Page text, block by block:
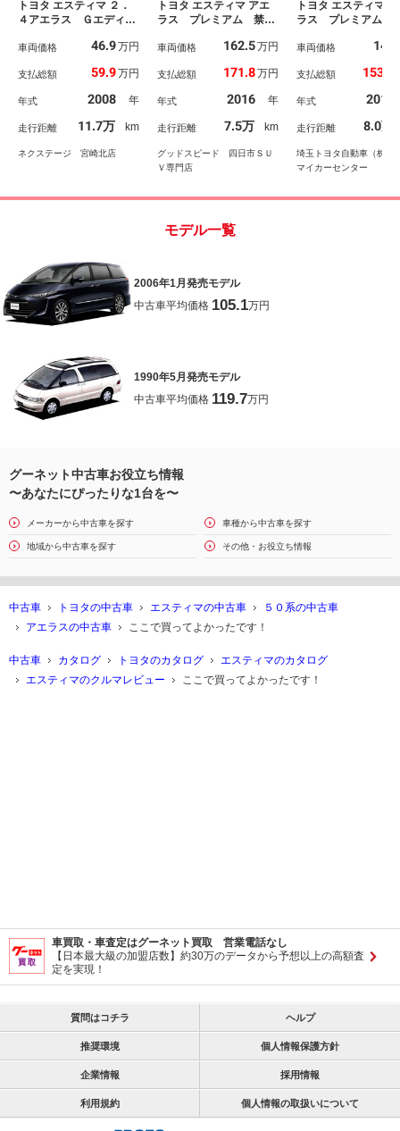
トヨタ エスティマ ２．
４アエラス Ｇエディシ
Ｄナビ バックカメラ
ＨＩＤヘッド 純正１７
エアコン ＣＤ ＤＶＤ
再生 フルセグ トラク
ションコントロール 盗
難防止装置
車両価格 46.9万円
支払総額 59.9万円
年式 2008 年
走行距離 11.7万 km
ネクステージ 宮崎北店
トヨタ エスティマ アエ
ラス プレミアム 禁
型ナビ 両側電動スライ
逸脱 オートマチックハ
ート クルーズコントロ
ール ステアリングスイ
ッチ ＥＴＣ スマート
キー プッシュスタート
車両価格 162.5万円
支払総額 171.8万円
年式 2016 年
走行距離 7.5万 km
グッドスピード 四日市ＳＵ
Ｖ専門店
トヨタ エスティマ
ラス プレミアムエ
ＴＣ車載器 ＤＶＤ
止 電動シート ク
ーナビ アルミホイ
ル ３列シート 点
録簿 イモビ キー
ス ＡＡＣ Ｗエア
ン ＡＢＳ Ｂカメ
車両価格 143
支払総額 153.5
年式 2015
走行距離 8.0万
埼玉トヨタ自動車（株）
マイカーセンター
モデル一覧
2006年1月発売モデル
中古車平均価格 105.1万円
1990年5月発売モデル
中古車平均価格 119.7万円
グーネット中古車お役立ち情報
〜あなたにぴったりな1台を〜
メーカーから中古車を探す 車種から中古車を探す
地域から中古車を探す その他・お役立ち情報
中古車 トヨタの中古車 エスティマの中古車
５０系の中古車
アエラスの中古車
ここで買ってよかったです！
中古車 カタログ トヨタのカタログ
エスティマのカタログ
エスティマのクルマレビュー
ここで買ってよかったです！
車買取・車査定はグーネット買取 営業電話なし
【日本最大級の加盟店数】約30万のデータから予想以上の高額査
定を実現！
質問はコチラ ヘルプ
推奨環境 個人情報保護方針
企業情報 採用情報
利用規約 個人情報の取扱いについて